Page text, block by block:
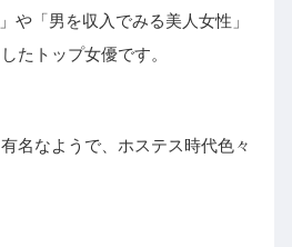
」や「男を収入でみる美人女性 」
たトップ女優です。
名なようで、ホステス時代色々